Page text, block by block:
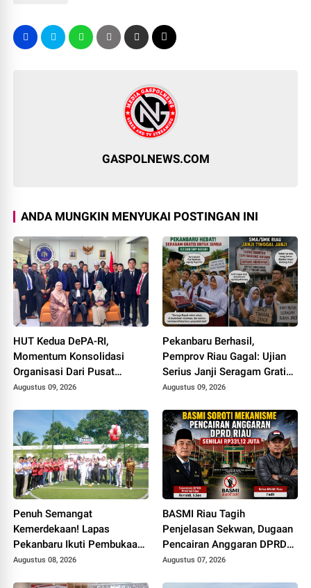
GASPOLNEWS.COM
ANDA MUNGKIN MENYUKAI POSTINGAN INI
HUT Kedua DePA-RI,
Momentum Konsolidasi
Organisasi Dari Pusat
Sampai ke Daerah
Augustus 09, 2026
Pekanbaru Berhasil,
Pemprov Riau Gagal: Ujian
Serius Janji Seragam Gratis
di Bumi Lancang Kuning
Augustus 09, 2026
Penuh Semangat
Kemerdekaan! Lapas
Pekanbaru Ikuti Pembukaan
Pekan Olahraga Ditjenpas
Augustus 08, 2026
BASMI Riau Tagih
Penjelasan Sekwan, Dugaan
Pencairan Anggaran DPRD
Tanpa Prosedur Tuai
Augustus 07, 2026